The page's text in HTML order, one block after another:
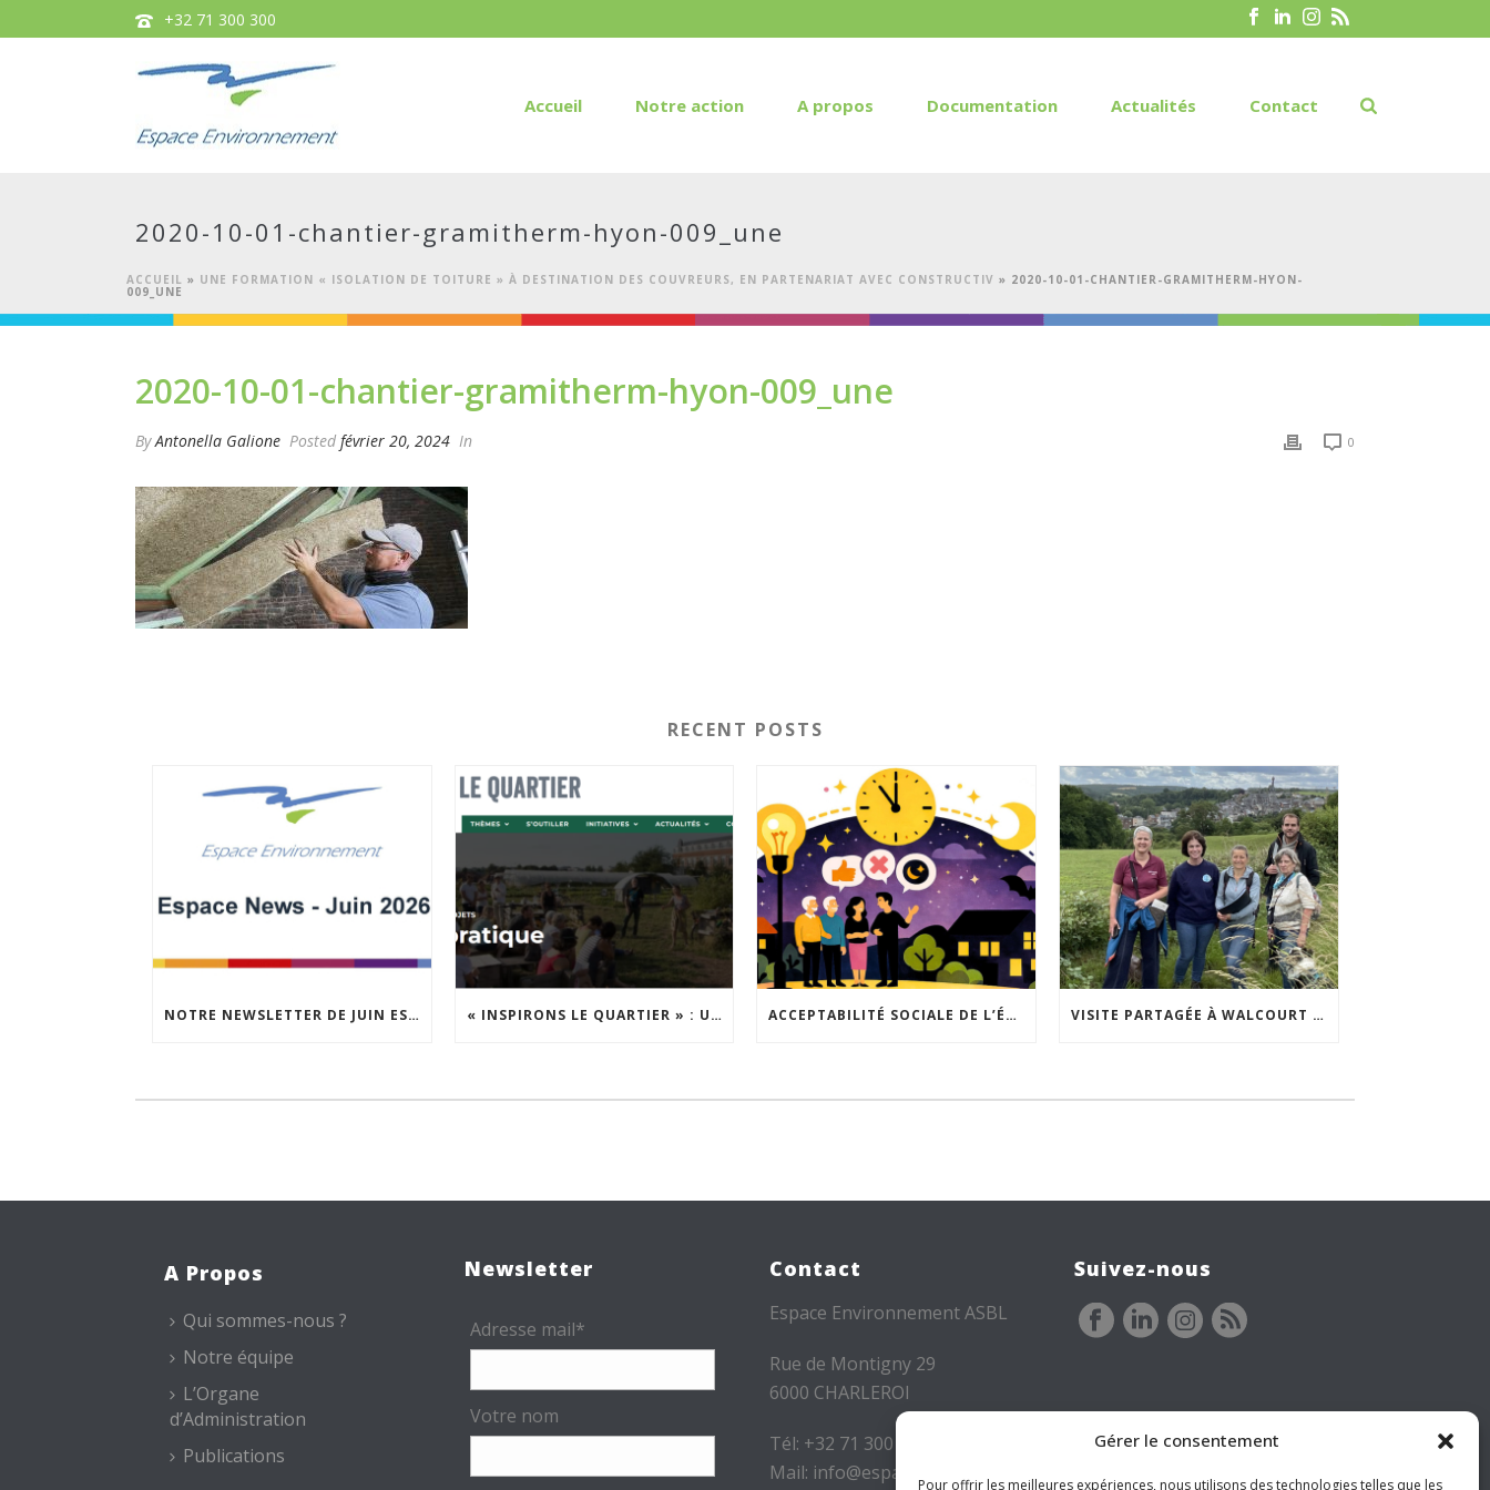
Gérer le consentement
Pour offrir les meilleures expériences, nous utilisons des technologies telles que les
+32 71 300 300
Accueil Notre action A propos Documentation Actualités Contact
2020-10-01-chantier-gramitherm-hyon-009_une
ACCUEIL » UNE FORMATION « ISOLATION DE TOITURE » À DESTINATION DES COUVREURS, EN PARTENARIAT AVEC CONSTRUCTIV » 2020-10-01-CHANTIER-GRAMITHERM-HYON-
009_UNE
2020-10-01-chantier-gramitherm-hyon-009_une
ByAntonella Galione Posted février 20, 2024 In 0
RECENT POSTS
NOTRE NEWSLETTER DE JUIN EST EN LIGNE ! « INSPIRONS LE QUARTIER » : UN NOUVEL APPEL À PROJETS EST LANCÉ ! ACCEPTABILITÉ SOCIALE DE L’ÉCLAIRAGE NOCTURNE : LE REPLAY EST DISPONIBLE VISITE PARTAGÉE À WALCOURT : UNE DÉMARCHE PARTICIPATIVE ANIMÉE PAR ESPACE ENVIRONNEMENT
A Propos
Qui sommes-nous ?
Notre équipe
L’Organe
d’Administration
Publications
Newsletter
Adresse mail*
Votre nom
Contact
Espace Environnement ASBL
Rue de Montigny 29
6000 CHARLEROI
Tél: +32 71 300 300
Mail: info@espace-
Suivez-nous